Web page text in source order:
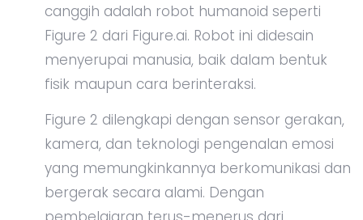
canggih adalah robot humanoid seperti
Figure 2 dari Figure.ai. Robot ini didesain
menyerupai manusia, baik dalam bentuk
fisik maupun cara berinteraksi.
Figure 2 dilengkapi dengan sensor gerakan,
kamera, dan teknologi pengenalan emosi
yang memungkinkannya berkomunikasi dan
bergerak secara alami. Dengan